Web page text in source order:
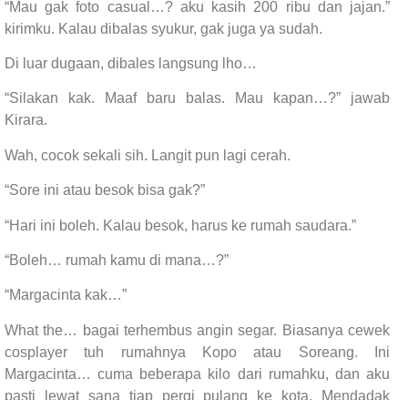
“Mau gak foto casual…? aku kasih 200 ribu dan jajan.”
kirimku. Kalau dibalas syukur, gak juga ya sudah.
Di luar dugaan, dibales langsung lho…
“Silakan kak. Maaf baru balas. Mau kapan…?” jawab
Kirara.
Wah, cocok sekali sih. Langit pun lagi cerah.
“Sore ini atau besok bisa gak?”
“Hari ini boleh. Kalau besok, harus ke rumah saudara.”
“Boleh… rumah kamu di mana…?”
“Margacinta kak…”
What the… bagai terhembus angin segar. Biasanya cewek
cosplayer tuh rumahnya Kopo atau Soreang. Ini
Margacinta… cuma beberapa kilo dari rumahku, dan aku
pasti lewat sana tiap pergi pulang ke kota. Mendadak